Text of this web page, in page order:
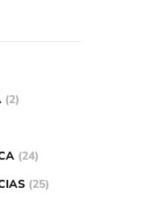
(2)
(24)
(25)